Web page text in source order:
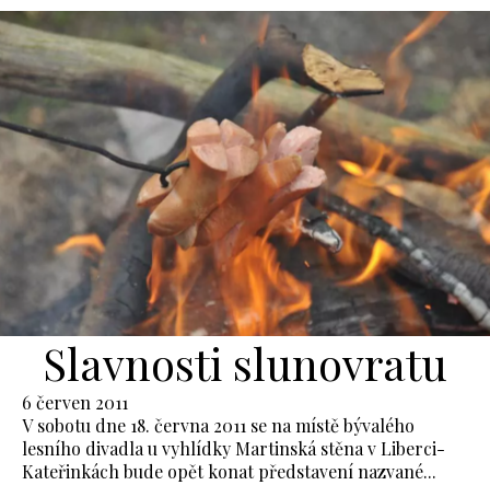
Slavnosti slunovratu
6 červen 2011
V sobotu dne 18. června 2011 se na místě bývalého
lesního divadla u vyhlídky Martinská stěna v Liberci-
Kateřinkách bude opět konat představení nazvané...